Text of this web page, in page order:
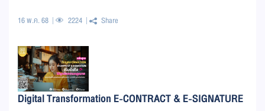
16 พ.ค. 68 2224 Share
Digital Transformation E-CONTRACT & E-SIGNATURE